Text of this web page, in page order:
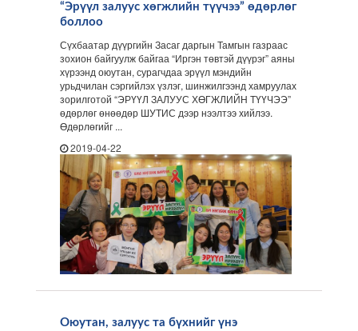
“Эрүүл залуус хөгжлийн түүчээ” өдөрлөг
боллоо
Сүхбаатар дүүргийн Засаг даргын Тамгын газраас
зохион байгуулж байгаа “Иргэн төвтэй дүүрэг” аяны
хүрээнд оюутан, сурагчдаа эрүүл мэндийн
урьдчилан сэргийлэх үзлэг, шинжилгээнд хамруулах
зорилготой “ЭРҮҮЛ ЗАЛУУС ХӨГЖЛИЙН ТҮҮЧЭЭ”
өдөрлөг өнөөдөр ШУТИС дээр нээлтээ хийлээ.
Өдөрлөгийг ...
2019-04-22
Оюутан, залуус та бүхнийг үнэ